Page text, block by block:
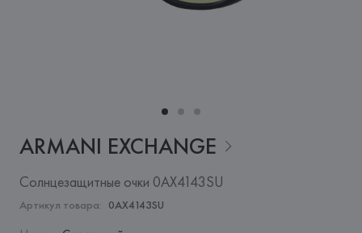
ARMANI EXCHANGE
Солнцезащитные очки 0AX4143SU
Артикул товара: 0AX4143SU